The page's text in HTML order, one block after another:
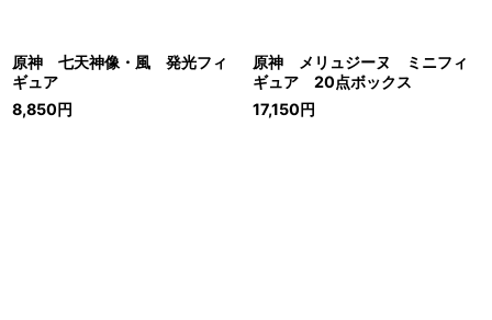
原神 七天神像・風 発光フィ
ギュア
8,850円
原神 メリュジーヌ ミニフィ
ギュア 20点ボックス
17,150円